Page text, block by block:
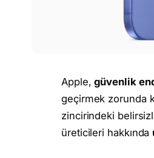
Apple,güvenlik
geçirmek zorunda
zincirindeki
üreticileri hakkında